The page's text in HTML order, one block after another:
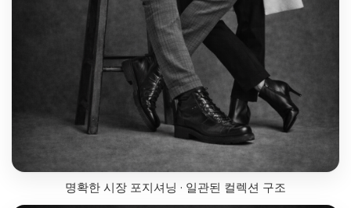
명확한 시장 포지셔닝 · 일관된 컬렉션 구조